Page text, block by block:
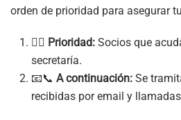
orden de prioridad para asegurar
🏃‍♂️ Prioridad: Socios que
secretaría.
📧📞 A continuación: Se
recibidas por email y